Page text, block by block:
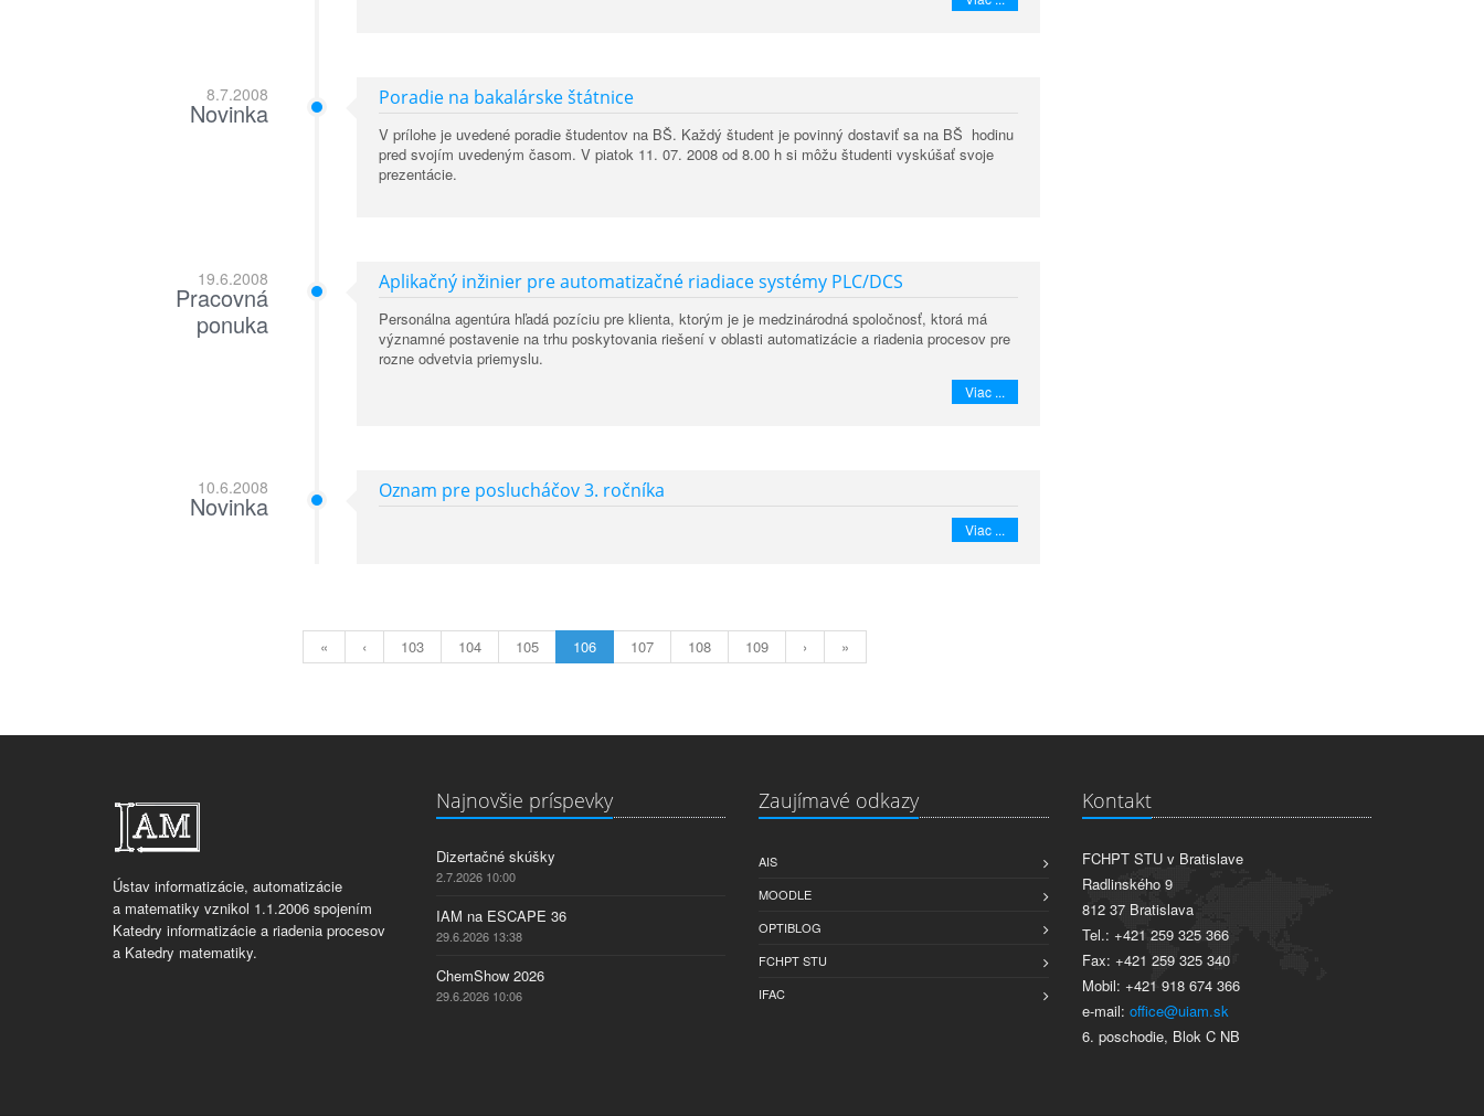
8.7.2008
Novinka Poradie na bakalárske štátnice
V prílohe je uvedené poradie študentov na BŠ. Každý študent je povinný dostaviť sa na BŠ hodinu
pred svojím uvedeným časom. V piatok 11. 07. 2008 od 8.00 h si môžu študenti vyskúšať svoje
prezentácie.
19.6.2008
Pracovná
ponuka
Aplikačný inžinier pre automatizačné riadiace systémy PLC/DCS
Personálna agentúra hľadá pozíciu pre klienta, ktorým je je medzinárodná spoločnosť, ktorá má
významné postavenie na trhu poskytovania riešení v oblasti automatizácie a riadenia procesov pre
rozne odvetvia priemyslu.
Viac ...
10.6.2008
Novinka Oznam pre poslucháčov 3. ročníka
Viac ...
« ‹ 103 104 105 106 107 108 109 › »
Ústav informatizácie, automatizácie
a matematiky vznikol 1.1.2006 spojením
Katedry informatizácie a riadenia procesov
a Katedry matematiky.
Najnovšie príspevky
Dizertačné skúšky
2.7.2026 10:00
IAM na ESCAPE 36
29.6.2026 13:38
ChemShow 2026
29.6.2026 10:06
Zaujímavé odkazy
AIS
MOODLE
OPTIBLOG
FCHPT STU
IFAC
Kontakt
FCHPT STU v Bratislave
Radlinského 9
812 37 Bratislava
Tel.: +421 259 325 366
Fax: +421 259 325 340
Mobil: +421 918 674 366
e-mail: office@uiam.sk
6. poschodie, Blok C NB